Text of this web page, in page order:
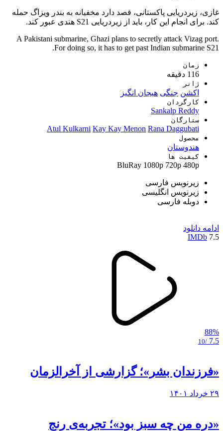
غازی، زیردریایی پاکستانی، قصد دارد مخفیانه به بندر ویزاگ حمله
کند. برای انجام این کار، باید از زیردریایی S21 هندی عبور کند.
A Pakistani submarine, Ghazi plans to secretly attack Vizag port.
For doing so, it has to get past Indian submarine S21.
زمان
116 دقیقه
ژانر
اکشن جنگی هیجان انگیز
کارگردان
Sankalp Reddy
ستارگان
Atul Kulkarni Kay Kay Menon Rana Daggubati
محصول
هندوستان
کیفیت ها
BluRay 1080p 720p 480p
زیرنویس فارسی
زیرنویس انگلیسی
دوبله فارسی
ادامه دانلود
7.5
IMDb
88%
7.5
/10
«فرزندان بشر»؛ گزارشی از آخرالزمان
۲۹ خرداد ۱۴۰۱
«دره من چه سبز بود»؛ تجربه‌ی رنج